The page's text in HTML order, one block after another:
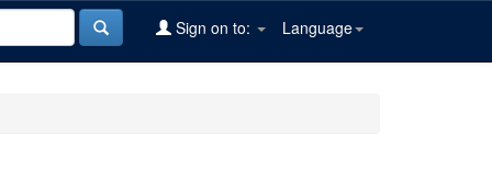
Language
Sign on to: